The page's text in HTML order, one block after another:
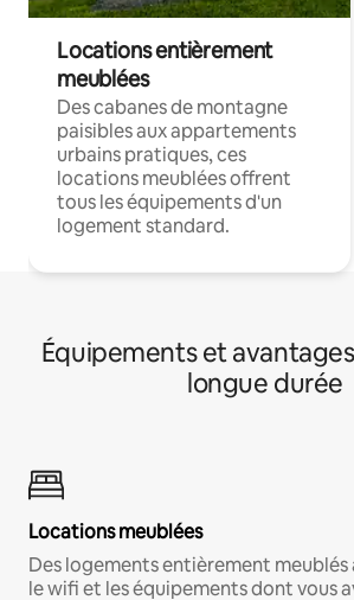
Locations entièrement
meublées
Des cabanes de montagne
paisibles aux appartements
urbains pratiques, ces
locations meublées offrent
tous les équipements d'un
logement standard.
Équipements et
longue durée
Locations meublées
Des logements entièrement meublés
le wifi et les équipements dont vous